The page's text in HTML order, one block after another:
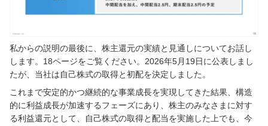
私からの説明の最後に、株主還元の実績と見通しについてお話し
します。18ページをご覧ください。2026年5月19日に公表しまし
たが、当社は自己株式の取得と初配を決定しました。
これまで安定的かつ継続的な事業成長を実現してきた結果、構造
的に利益成長が加速するフェーズにあり、株主のみなさまに対す
る利益還元として、自己株式の取得と配当を実施した上でも、今